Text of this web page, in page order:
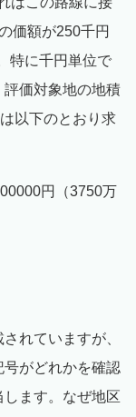
価額が250千円
特に千円単位で
価対象地の地積
以下のとおり求
円（3750万
れていますが、
がどれかを確認
ます。なぜ地区